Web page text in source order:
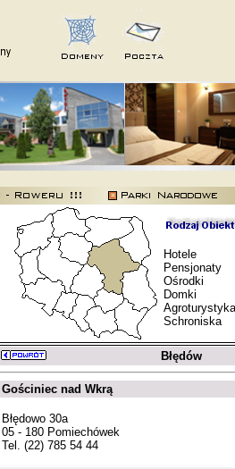
Hotele
Pensjonaty
Ośrodki
Domki
Agroturystyka
Schroniska
Błędów
Gościniec nad Wkrą
Błędowo 30a
05 - 180 Pomiechówek
Tel. (22) 785 54 44